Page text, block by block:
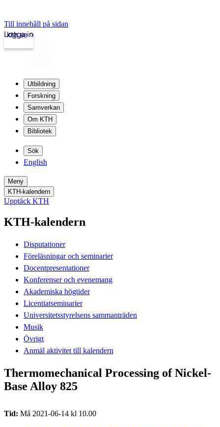
Till innehåll på sidan
kth.se
Logga in
Utbildning
Forskning
Samverkan
Om KTH
Bibliotek
Sök
English
Meny
KTH-kalendern
Upptäck KTH
KTH-kalendern
Disputationer
Föreläsningar och seminarier
Docentpresentationer
Konferenser och evenemang
Akademiska högtider
Licentiatseminarier
Universitetsstyrelsens sammanträden
Musik
Övrigt
Anmäl aktivitet till kalendern
Thermomechanical Processing of Nickel-
Base Alloy 825
Tid: Må 2021-06-14 kl 10.00